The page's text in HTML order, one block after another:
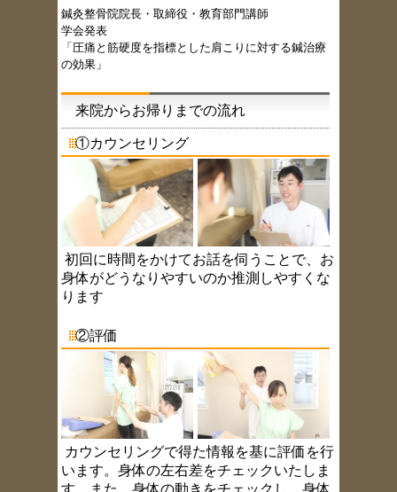
鍼灸整骨院院長・取締役・教育部門講師
学会発表
「圧痛と筋硬度を指標とした肩こりに対する鍼治療
の効果」
来院からお帰りまでの流れ
①カウンセリング
初回に時間をかけてお話を伺うことで、お
身体がどうなりやすいのか推測しやすくな
ります
②評価
カウンセリングで得た情報を基に評価を行
います。身体の左右差をチェックいたしま